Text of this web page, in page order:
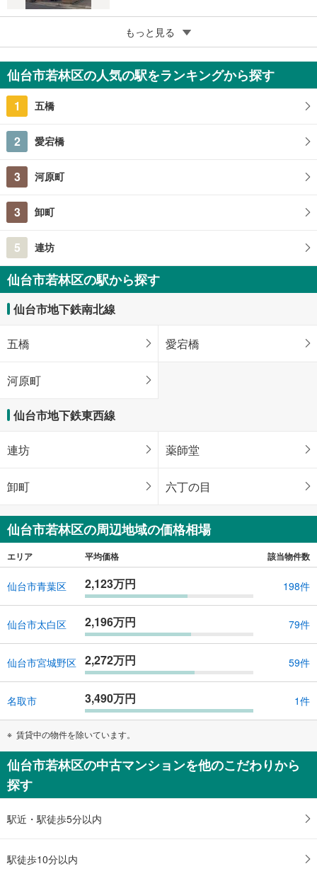
ライオンズ仙台五橋
6,450万円
3LDK
宮城県仙台市若林区五橋3丁目
もっと見る
仙台市若林区の人気の駅をランキングから探す
1 五橋
2 愛宕橋
3 河原町
3 卸町
5 連坊
仙台市若林区の駅から探す
仙台市地下鉄南北線
五橋 愛宕橋
河原町
仙台市地下鉄東西線
連坊 薬師堂
卸町 六丁の目
仙台市若林区の周辺地域の価格相場
エリア 平均価格 該当物件数
仙台市青葉区 2,123万円 198件
仙台市太白区 2,196万円 79件
仙台市宮城野区 2,272万円 59件
名取市 3,490万円 1件
賃貸中の物件を除いています。
仙台市若林区の中古マンションを他のこだわりから
探す
駅近・駅徒歩5分以内
駅徒歩10分以内